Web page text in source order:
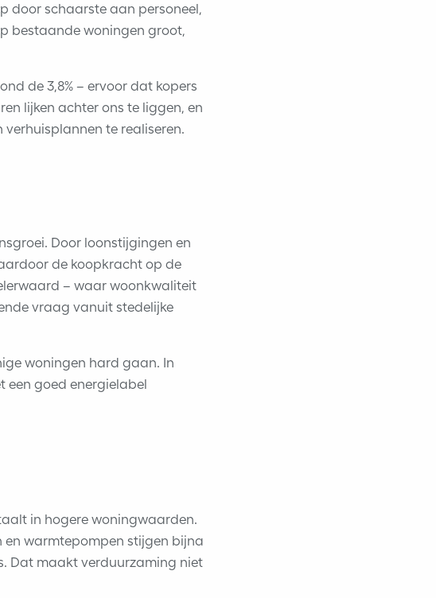
door schaarste aan personeel,
bestaande woningen groot,
de 3,8% – ervoor dat kopers
lijken achter ons te liggen, en
te realiseren.
Door loonstijgingen en
de koopkracht op de
– waar woonkwaliteit
vraag vanuit stedelijke
woningen hard gaan. In
een goed energielabel
in hogere woningwaarden.
en warmtepompen stijgen bijna
Dat maakt verduurzaming niet